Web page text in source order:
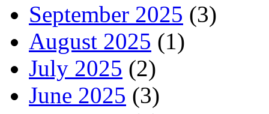
September 2025 (3)
August 2025 (1)
July 2025 (2)
June 2025 (3)